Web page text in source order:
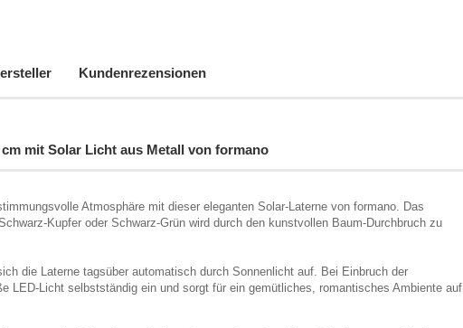
Kundenrezensionen
mit Solar Licht aus Metall von formano
Atmosphäre mit dieser eleganten Solar-Laterne von formano. Das
Kupfer oder Schwarz-Grün wird durch den kunstvollen Baum-Durchbruch zu
die Laterne tagsüber automatisch durch Sonnenlicht auf. Bei Einbruch der
LED-Licht selbstständig ein und sorgt für ein gemütliches, romantisches Ambiente auf